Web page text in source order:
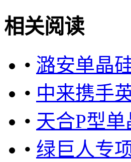
相关阅读
• 潞安单晶
• 中来携手
• 天合P型
• 绿巨人专